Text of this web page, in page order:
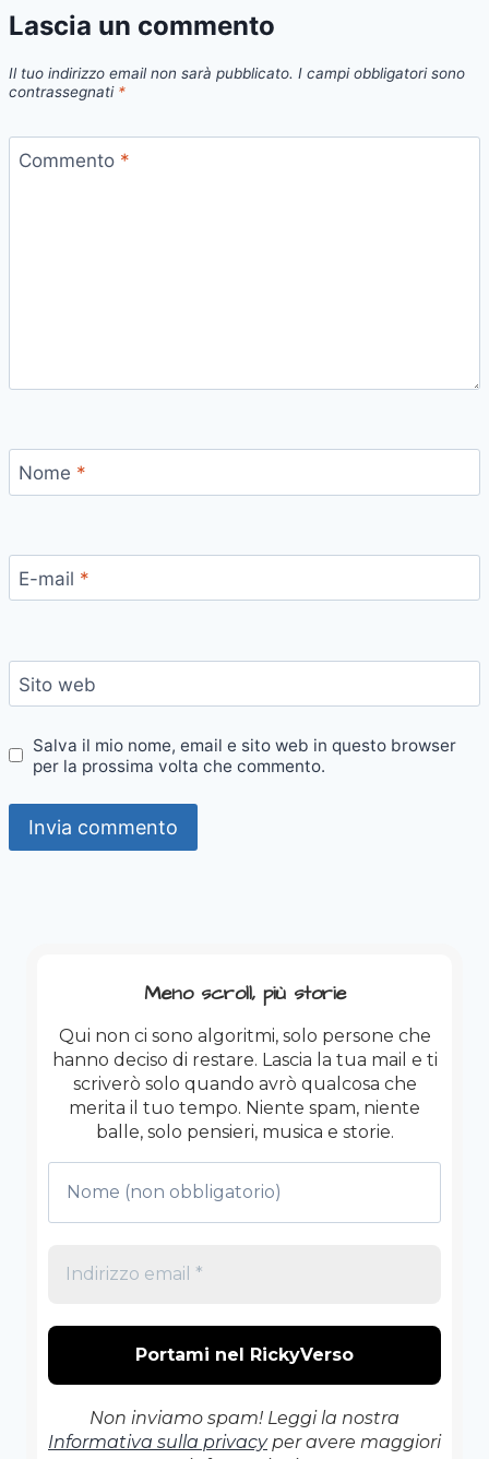
Lascia un commento
Il tuo indirizzo email non sarà pubblicato. I campi obbligatori sono
contrassegnati *
Commento *
Nome *
E-mail *
Sito web
Salva il mio nome, email e sito web in questo browser
per la prossima volta che commento.
Meno scroll, più storie
Qui non ci sono algoritmi, solo persone che
hanno deciso di restare. Lascia la tua mail e ti
scriverò solo quando avrò qualcosa che
merita il tuo tempo. Niente spam, niente
balle, solo pensieri, musica e storie.
Non inviamo spam! Leggi la nostra
Informativa sulla privacyper avere maggiori